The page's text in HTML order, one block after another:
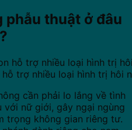
phẫu thuật ở đâu
trợ nhiều loại hình trị hôi
cần phải lo lắng về tình
nữ giới, gây ngại ngùng
trọng không gian riêng tư.